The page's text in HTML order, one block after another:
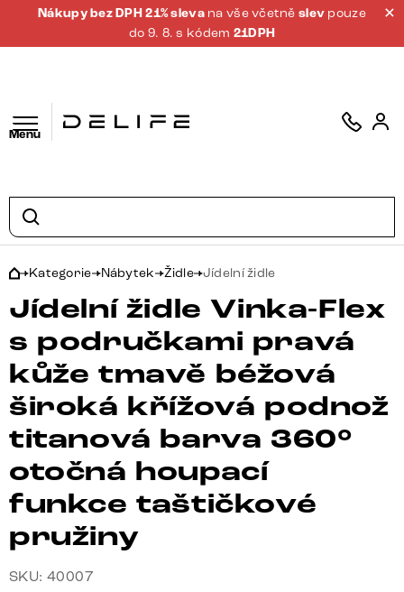
Nákupy bez DPH 21% sleva na vše včetněslev pouze
do 9. 8. s kódem 21DPH
Menu
Kategorie Nábytek Židle Jídelní židle
Jídelní židle Vinka-Flex
s područkami pravá
kůže tmavě béžová
široká křížová podnož
titanová barva 360°
otočná houpací
funkce taštičkové
pružiny
SKU: 40007